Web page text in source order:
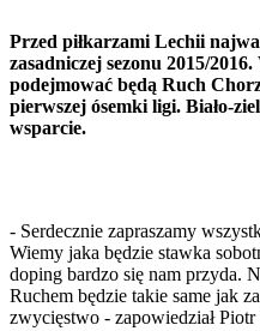
Przed piłkarzami Lechii
zasadniczej sezonu 2015/
podejmować będą Ruch
pierwszej ósemki ligi. Biało-
wsparcie.
- Serdecznie zapraszamy
Wiemy jaka będzie stawka
doping bardzo się nam przyda.
Ruchem będzie takie same jak
zwycięstwo - zapowiedział